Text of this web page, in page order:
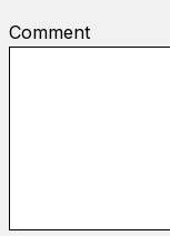
Comment